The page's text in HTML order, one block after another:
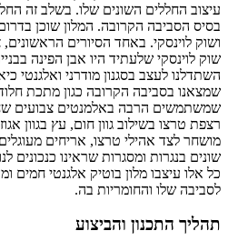
עיצוב החללים השונים שלו. בשלב זה
בסיס הסביבה הקרובה. המלון שוכן
ושוק לוינסקי. באחד הסיורים
שוק לוינסקי שלעתיד היו אבן הפינה
השתדלנו לעצב בסגנון מודרני ואלגנטי
שמצאנו בסביבה הקרובה כגון מתכת
שמשתמשים הרבה באלמנטים צבועים
רצפת טרצו בשילוב גוון חום, עץ בגוון
מושחר לצד אהילי טרצו, אריחים
שונים בנגרות ומסגרות שראינו כנכונים
כל אלו עיצבו מלון בוטיק אלגנטי
לסביבה שלו והחומריות בה.
תהליך התכנון והביצוע